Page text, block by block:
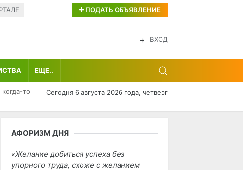
ПОДАТЬ ОБЪЯВЛЕНИЕ
ВХОД
ЕЩЕ..
то
Сегодня 6 августа 2026 года, четверг
АФОРИЗМ ДНЯ
Желание добиться успеха без
упорного труда, схоже с желанием